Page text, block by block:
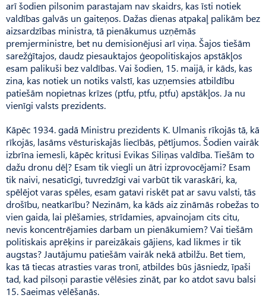
arī šodien pilsonim parastajam nav skaidrs, kas īsti notiek
valdības galvās un gaiteņos. Dažas dienas atpakaļ palikām bez
aizsardzības ministra, tā pienākumus uzņēmās
premjerministre, bet nu demisionējusi arī viņa. Šajos tiešām
sarežģītajos, daudz piesauktajos ģeopolitiskajos apstākļos
esam palikuši bez valdības. Vai šodien, 15. maijā, ir kāds, kas
zina, kas notiek un notiks valstī, kas uzņemsies atbildību
patiešām nopietnas krīzes (ptfu, ptfu, ptfu) apstākļos. Ja nu
vienīgi valsts prezidents.
Kāpēc 1934. gadā Ministru prezidents K. Ulmanis rīkojās tā, kā
rīkojās, lasāms vēsturiskajās liecībās, pētījumos. Šodien vairāk
izbrīna iemesli, kāpēc kritusi Evikas Siliņas valdība. Tiešām to
dažu dronu dēļ? Esam tik viegli un ātri izprovocējami? Esam
tik naivi, nesaticīgi, tuvredzīgi vai varbūt tik varaskāri, ka,
spēlējot varas spēles, esam gatavi riskēt pat ar savu valsti, tās
drošību, neatkarību? Nezinām, ka kāds aiz zināmās robežas to
vien gaida, lai plēšamies, strīdamies, apvainojam cits citu,
nevis koncentrējamies darbam un pienākumiem? Vai tiešām
politiskais aprēķins ir pareizākais gājiens, kad likmes ir tik
augstas? Jautājumu patiešām vairāk nekā atbilžu. Bet tiem,
kas tā tiecas atrasties varas tronī, atbildes būs jāsniedz, īpaši
tad, kad pilsoņi parastie vēlēsies zināt, par ko atdot savu balsi
15. Saeimas vēlēšanās.